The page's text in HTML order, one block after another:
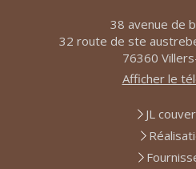
38 avenue de
32 route de ste
76360
Afficher le
JL